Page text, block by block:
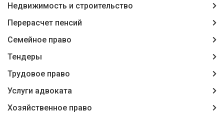
Недвижимость и строительство
Перерасчет пенсий
Семейное право
Тендеры
Трудовое право
Услуги адвоката
Хозяйственное право